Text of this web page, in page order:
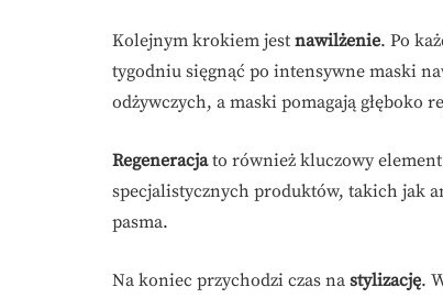
Kolejnym krokiem jest nawilżenie. Po
tygodniu sięgnąć po intensywne maski
odżywczych, a maski pomagają głęboko
Regeneracjato również kluczowy
specjalistycznych produktów, takich jak
pasma.
Na koniec przychodzi czas na stylizację.